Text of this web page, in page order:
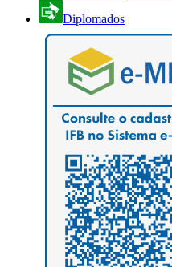
Diplomados